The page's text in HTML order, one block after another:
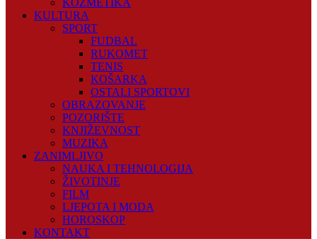
KOZMETIKA
KULTURA
SPORT
FUDBAL
RUKOMET
TENIS
KOŠARKA
OSTALI SPORTOVI
OBRAZOVANJE
POZORIŠTE
KNJIŽEVNOST
MUZIKA
ZANIMLJIVO
NAUKA I TEHNOLOGIJA
ŽIVOTINJE
FILM
LJEPOTA I MODA
HOROSKOP
KONTAKT